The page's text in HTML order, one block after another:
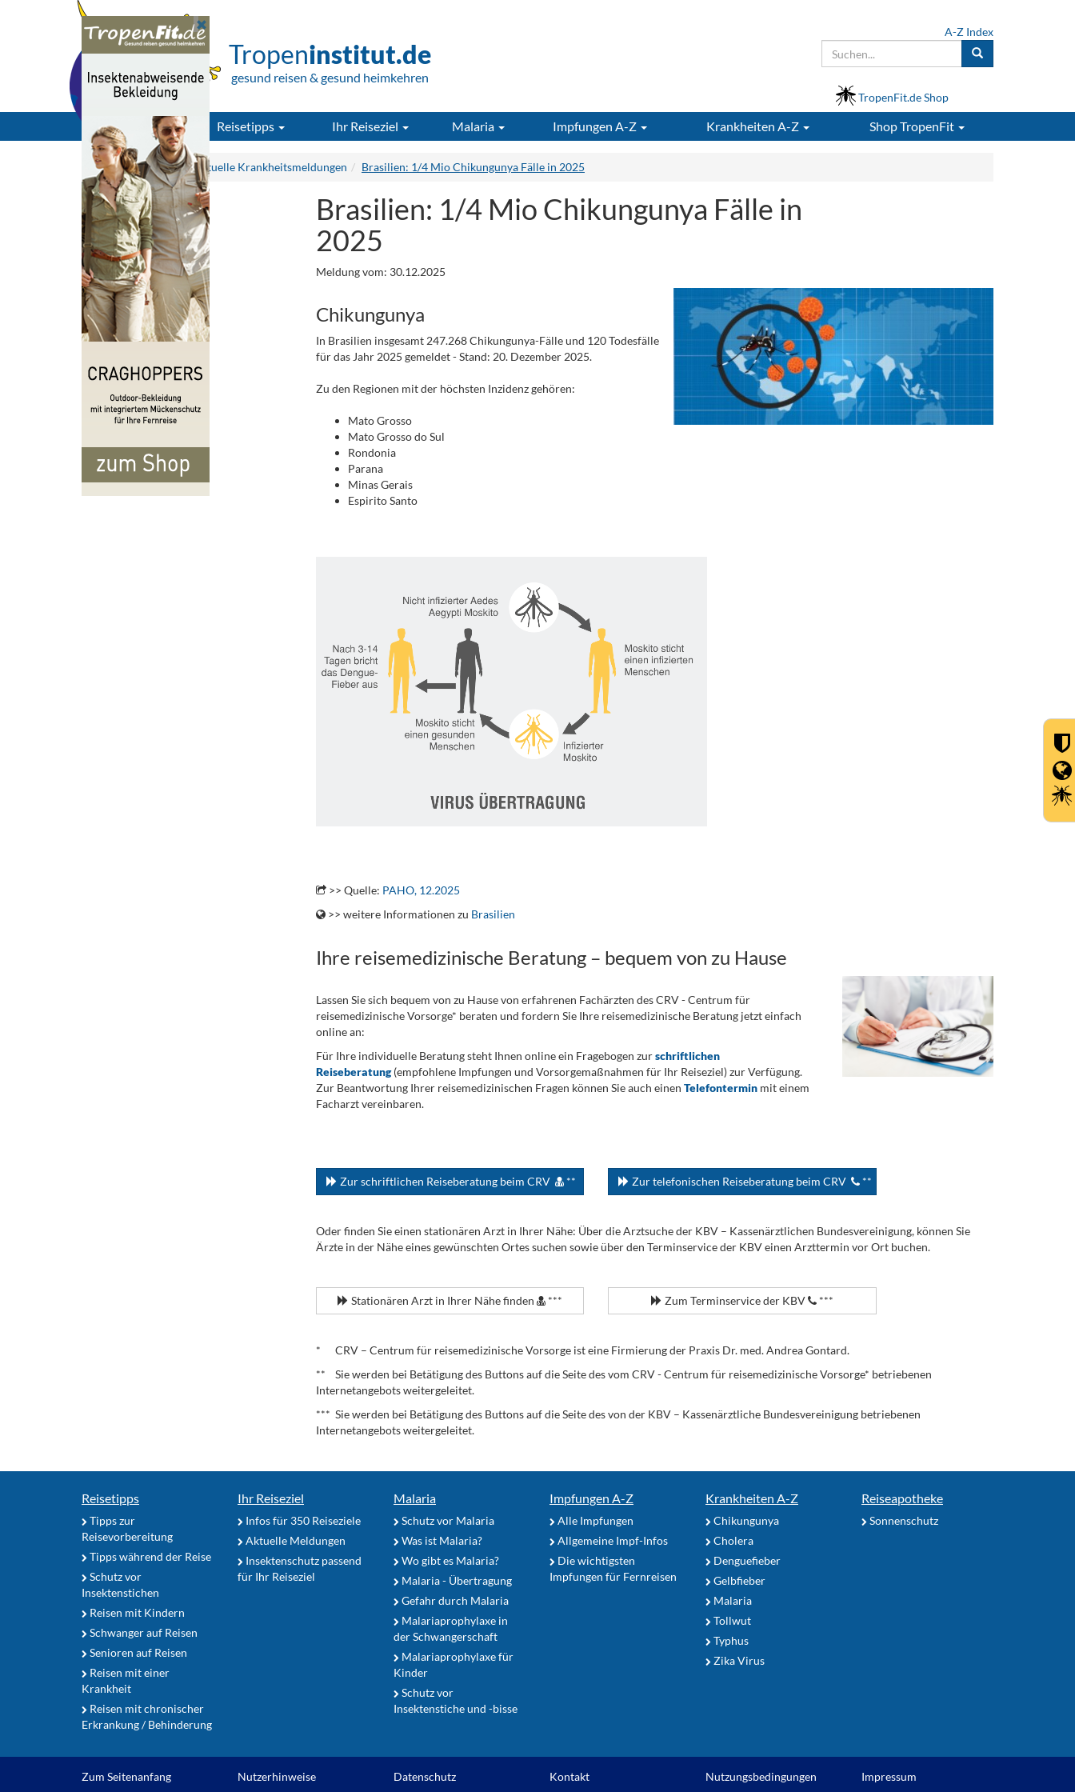
Tropeninstitut.de
gesund reisen & gesund heimkehren
A-Z Index
TropenFit.de Shop
Reisetipps Ihr Reiseziel Malaria Impfungen A-Z Krankheiten A-Z ShopTropenFit
Tropeninstitut.de Aktuelle Krankheitsmeldungen Brasilien: 1/4 Mio Chikungunya Fälle in 2025
Brasilien: 1/4 Mio Chikungunya Fälle in
2025
Meldung vom: 30.12.2025
Chikungunya
In Brasilien insgesamt 247.268 Chikungunya-Fälle und 120 Todesfälle
für das Jahr 2025 gemeldet - Stand: 20. Dezember 2025.
Zu den Regionen mit der höchsten Inzidenz gehören:
Mato Grosso
Mato Grosso do Sul
Rondonia
Parana
Minas Gerais
Espirito Santo
>> Quelle: PAHO, 12.2025
>> weitere Informationen zu Brasilien
Ihre reisemedizinische Beratung – bequem von zu Hause
Lassen Sie sich bequem von zu Hause von erfahrenen Fachärzten des CRV - Centrum für
reisemedizinische Vorsorge* beraten und fordern Sie Ihre reisemedizinische Beratung jetzt einfach
online an:
Für Ihre individuelle Beratung steht Ihnen online ein Fragebogen zurschriftlichen
Reiseberatung(empfohlene Impfungen und Vorsorgemaßnahmen für Ihr Reiseziel) zur Verfügung.
Zur Beantwortung Ihrer reisemedizinischen Fragen können Sie auch einen Telefonterminmit einem
Facharzt vereinbaren.
Zur schriftlichen Reiseberatung beim CRV ** Zur telefonischen Reiseberatung beim CRV **
Oder finden Sie einen stationären Arzt in Ihrer Nähe: Über die Arztsuche der KBV – Kassenärztlichen Bundesvereinigung, können Sie
Ärzte in der Nähe eines gewünschten Ortes suchen sowie über den Terminservice der KBV einen Arzttermin vor Ort buchen.
Stationären Arzt in Ihrer Nähe finden *** Zum Terminservice der KBV ***
* CRV – Centrum für reisemedizinische Vorsorge ist eine Firmierung der Praxis Dr. med. Andrea Gontard.
** Sie werden bei Betätigung des Buttons auf die Seite des vom CRV - Centrum für reisemedizinische Vorsorge* betriebenen
Internetangebots weitergeleitet.
*** Sie werden bei Betätigung des Buttons auf die Seite des von der KBV – Kassenärztliche Bundesvereinigung betriebenen
Internetangebots weitergeleitet.
Reisetipps
Tipps zur
Reisevorbereitung
Tipps während der Reise
Schutz vor
Insektenstichen
Reisen mit Kindern
Schwanger auf Reisen
Senioren auf Reisen
Reisen mit einer
Krankheit
Reisen mit chronischer
Erkrankung / Behinderung
Ihr Reiseziel
Infos für 350 Reiseziele
Aktuelle Meldungen
Insektenschutz passend
für Ihr Reiseziel
Malaria
Schutz vor Malaria
Was ist Malaria?
Wo gibt es Malaria?
Malaria - Übertragung
Gefahr durch Malaria
Malariaprophylaxe in
der Schwangerschaft
Malariaprophylaxe für
Kinder
Schutz vor
Insektenstiche und -bisse
Impfungen A-Z
Alle Impfungen
Allgemeine Impf-Infos
Die wichtigsten
Impfungen für Fernreisen
Krankheiten A-Z
Chikungunya
Cholera
Denguefieber
Gelbfieber
Malaria
Tollwut
Typhus
Zika Virus
Reiseapotheke
Sonnenschutz
Zum Seitenanfang Nutzerhinweise Datenschutz Kontakt Nutzungsbedingungen Impressum